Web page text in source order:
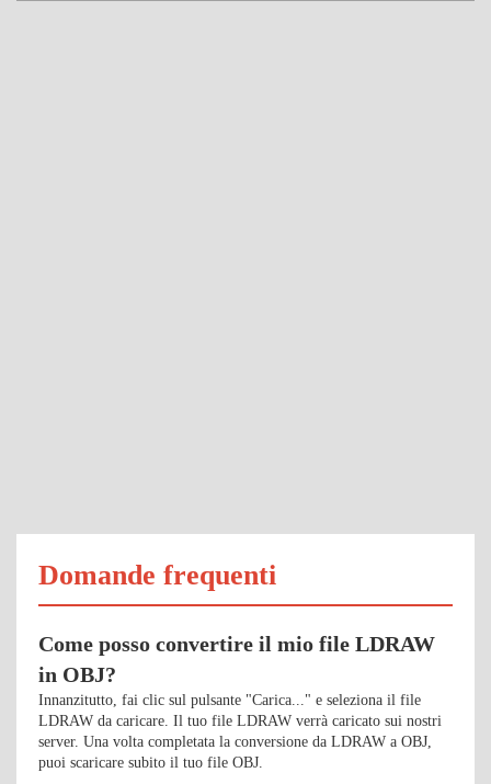
Domande frequenti
Come posso convertire il mio file LDRAW
in OBJ?
Innanzitutto, fai clic sul pulsante "Carica..." e seleziona il file
LDRAW da caricare. Il tuo file LDRAW verrà caricato sui nostri
server. Una volta completata la conversione da LDRAW a OBJ,
puoi scaricare subito il tuo file OBJ.